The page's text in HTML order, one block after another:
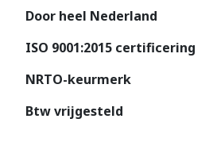
Door heel Nederland
ISO 9001:2015 certificering
NRTO-keurmerk
Btw vrijgesteld